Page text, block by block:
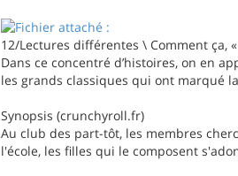
12/Lectures différentes \ Comment ça,
Dans ce concentré d’histoires, on en
les grands classiques qui ont marqué
Synopsis (crunchyroll.fr)
Au club des part-tôt, les membres
l'école, les filles qui le composent